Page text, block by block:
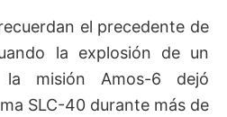
el precedente de
la explosión de un
misión Amos-6 dejó
SLC-40 durante más de